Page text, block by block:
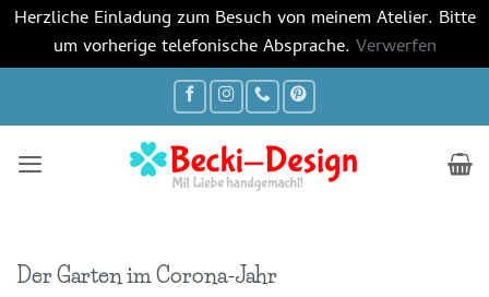
Herzliche Einladung zum Besuch von meinem Atelier. Bitte
um vorherige telefonische Absprache. Verwerfen
Der Garten im Corona-Jahr